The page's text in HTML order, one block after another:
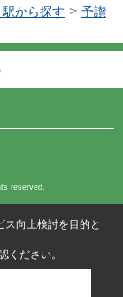
から探す > 予讃
reserved.
向上検討を目的と
ください。